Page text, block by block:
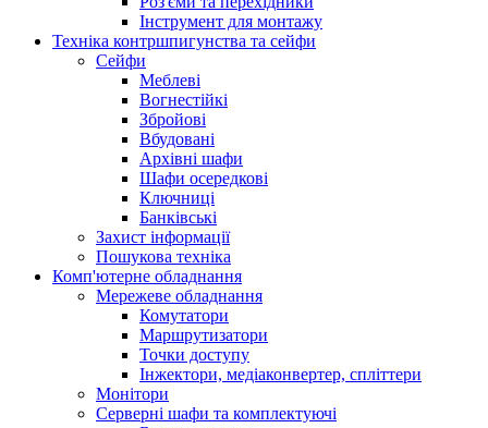
Інструмент для монтажу
Техніка контршпигунства та сейфи
Сейфи
Меблеві
Вогнестійкі
Збройові
Вбудовані
Архівні шафи
Шафи осередкові
Ключниці
Банківські
Захист інформації
Пошукова техніка
Комп'ютерне обладнання
Мережеве обладнання
Комутатори
Маршрутизатори
Точки доступу
Інжектори, медіаконвертер, спліттери
Монітори
Серверні шафи та комплектуючі